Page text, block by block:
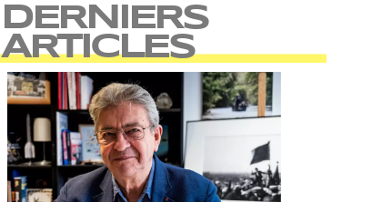
DERNIERS
ARTICLES